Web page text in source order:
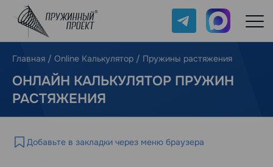
Telegram Max
Главная / Online Калькулятор / Пружины растяжения
ОНЛАЙН КАЛЬКУЛЯТОР ПРУЖИН
РАСТЯЖЕНИЯ
Добавьте в закладки через меню браузера